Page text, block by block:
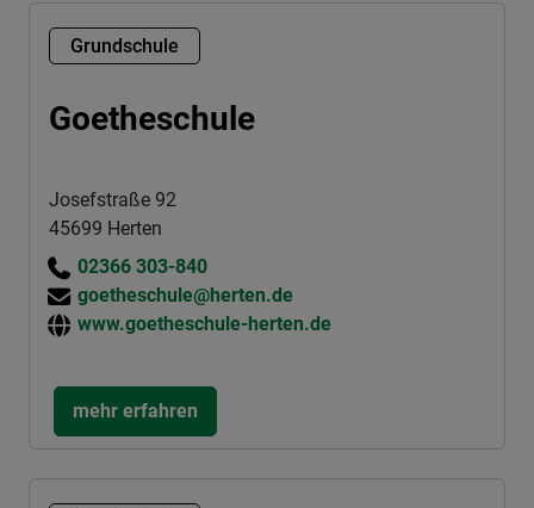
Grundschule
Goetheschule
Josefstraße 92
45699 Herten
02366 303-840
goetheschule@herten.de
www.goetheschule-herten.de
mehr erfahren